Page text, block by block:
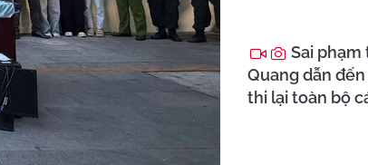
Sai phạm
Quang dẫn
thi lại toàn bộ